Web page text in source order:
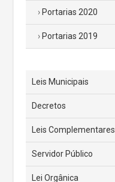
Portarias 2020
Portarias 2019
Leis Municipais
Decretos
Leis Complementares
Servidor Público
Lei Orgânica